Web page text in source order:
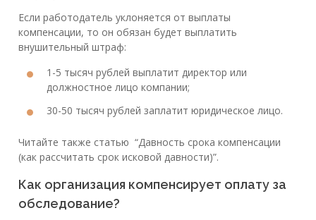
Если работодатель уклоняется от выплаты
компенсации, то он обязан будет выплатить
внушительный штраф:
1-5 тысяч рублей выплатит директор или
должностное лицо компании;
30-50 тысяч рублей заплатит юридическое лицо.
Читайте также статью “Давность срока компенсации
(как рассчитать срок исковой давности)”.
Как организация компенсирует оплату за
обследование?